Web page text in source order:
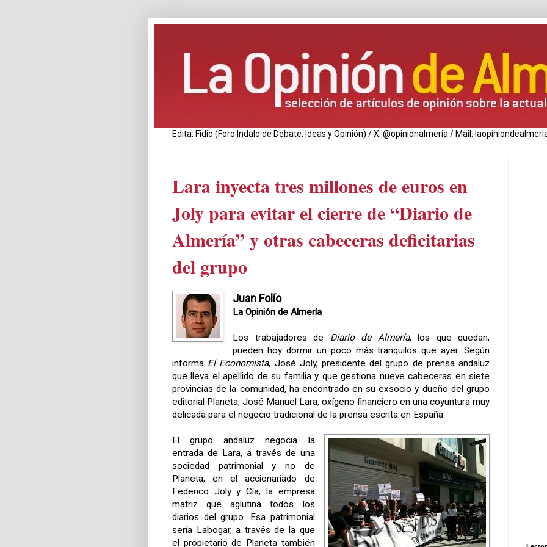
Edita: Fidio (Foro Indalo de Debate, Ideas y Opinión) / X: @opinionalmeria / Mail:
Lara inyecta tres millones de euros en
Joly para evitar el cierre de “Diario de
Almería” y otras cabeceras deficitarias
del grupo
Juan Folío
La Opinión de Almería
Los trabajadores de Diario de Almería, los que quedan,
pueden hoy dormir un poco más tranquilos que ayer. Según
informa El Economista, José Joly, presidente del grupo de prensa andaluz
que lleva el apellido de su familia y que gestiona nueve cabeceras en siete
provincias de la comunidad, ha encontrado en su exsocio y dueño del grupo
editorial Planeta, José Manuel Lara, oxígeno financiero en una coyuntura muy
delicada para el negocio tradicional de la prensa escrita en España.
El grupo andaluz negocia la
entrada de Lara, a través de una
sociedad patrimonial y no de
Planeta, en el accionariado de
Federico Joly y Cía, la empresa
matriz que aglutina todos los
diarios del grupo. Esa patrimonial
sería Labogar, a través de la que
el propietario de Planeta también